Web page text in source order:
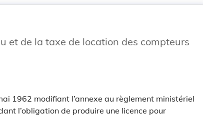
et de la taxe de location des compteurs
1962 modifiant l’annexe au règlement ministériel
l’obligation de produire une licence pour